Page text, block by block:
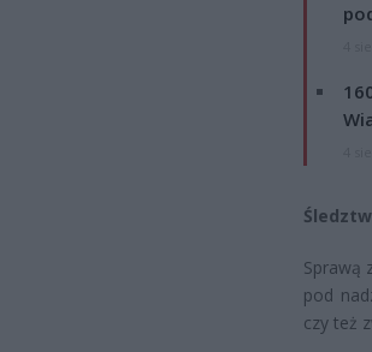
Sprawą
pod
czy też